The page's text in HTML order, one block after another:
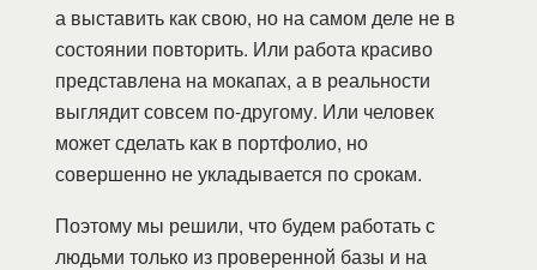
а выставить как свою, но на самом деле не в
состоянии повторить. Или работа красиво
представлена на мокапах, а в реальности
выглядит совсем по-другому. Или человек
может сделать как в портфолио, но
совершенно не укладывается по срокам.
Поэтому мы решили, что будем работать с
людьми только из проверенной базы и на